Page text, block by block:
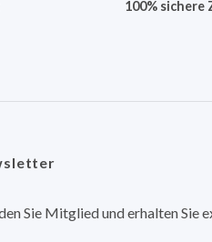
100% sichere
Sie Mitglied und erhalten Sie